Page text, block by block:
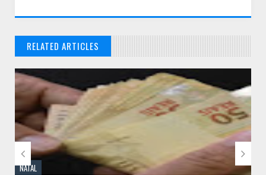
RELATED ARTICLES
// THATS WHAT YOU MIGHT BE LOOKING FOR
NATAL
 